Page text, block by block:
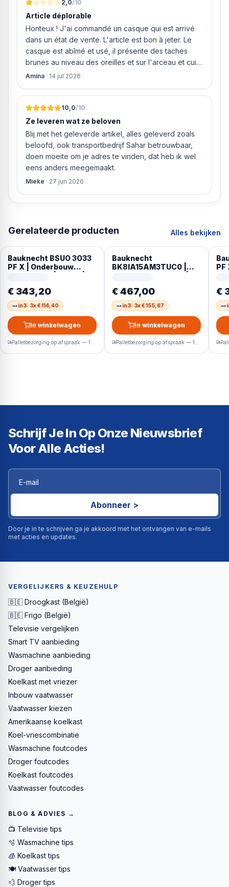
Koud programma
Quick 45°
Zelfreinigend
Stilte-optie
Type bestekhouder besteklade
Nishoogte maximaal 82 cm
Hoogte 82 cm
Breedte 60 cm
Diepte 56 cm
Spanning 230V
2,0/10
Article déplorable
Honteux ! J'ai commandé un casque qui est arrivé
dans un état de vente. L'article est bon à jeter. Le
casque est abîmé et usé, il présente des taches
brunes au niveau des oreilles et sur l'arceau et cuir
qui est craquelé ! Les coussins sont eux « dégonflés
Amina · 14 jul 2026
10,0/10
Ze leveren wat ze beloven
Blij met het geleverde artikel, alles geleverd zoals
beloofd, ook transportbedrijf Sahar betrouwbaar,
doen moeite om je adres te vinden, dat heb ik wel
eens anders meegemaakt.
Mieke · 27 jun 2026
Gerelateerde producten Alles bekijken
Bauknecht BSUO 3O33
PF X | Onderbouw
€ 343,20
in3: 3x € 114,40
In winkelwagen
Bauknecht
BK8IA15AM3TUC0 |
€ 467,00
in3: 3x € 155,67
In winkelwagen
PF
€
Schrijf Je In Op Onze Nieuwsbrief
Voor Alle Acties!
Abonneer >
Door je in te schrijven ga je akkoord met het ontvangen van e-mails
met acties en updates.
VERGELIJKERS & KEUZEHULP
🇧🇪 Droogkast (België)
🇧🇪 Frigo (België)
Televisie vergelijken
Smart TV aanbieding
Wasmachine aanbieding
Droger aanbieding
Koelkast met vriezer
Inbouw vaatwasser
Vaatwasser kiezen
Amerikaanse koelkast
Koel-vriescombinatie
Wasmachine foutcodes
Droger foutcodes
Koelkast foutcodes
Vaatwasser foutcodes
BLOG & ADVIES →
📺 Televisie tips
🫧 Wasmachine tips
🧊 Koelkast tips
🍽️ Vaatwasser tips
💨 Droger tips